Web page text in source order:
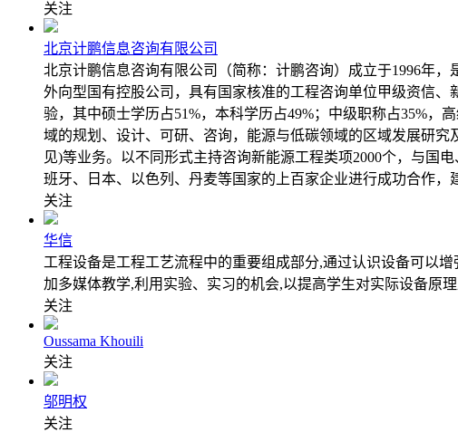
关注
北京计鹏信息咨询有限公司
北京计鹏信息咨询有限公司（简称：计鹏咨询）成立于1996年
外向型国有控股公司，具有国家核准的工程咨询单位甲级资信
验，其中硕士学历占51%，本科学历占49%；中级职称占35%，
域的规划、设计、可研、咨询，能源与低碳领域的区域发展研
见)等业务。以不同形式主持咨询新能源工程类项2000个，与国
班牙、日本、以色列、丹麦等国家的上百家企业进行成功合作，
关注
华信
工程设备是工程工艺流程中的重要组成部分,通过认识设备可以
加多媒体教学,利用实验、实习的机会,以提高学生对实际设备原
关注
Oussama Khouili
关注
邬明权
关注